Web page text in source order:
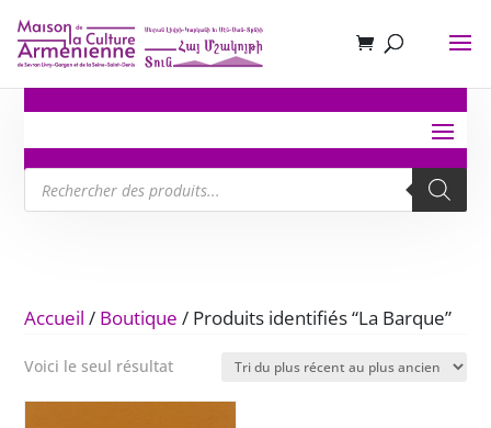
Recherche
de
produits
Accueil / Boutique / Produits identifiés “La Barque”
Voici le seul résultat